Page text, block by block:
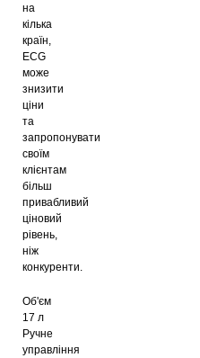
на
кілька
країн,
ECG
може
знизити
ціни
та
запропонувати
своїм
клієнтам
більш
привабливий
ціновий
рівень,
ніж
конкуренти.
Об'єм
17 л
Ручне
управління